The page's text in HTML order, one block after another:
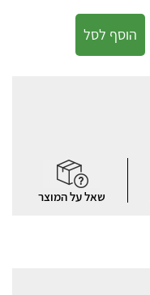
הוסף לסל
שאל על המוצר